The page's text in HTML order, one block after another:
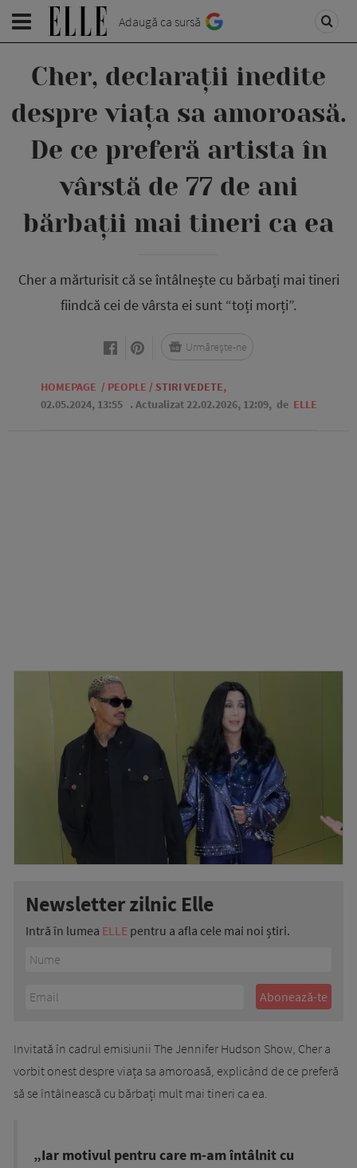
Adaugă ca sursă
Cher, declarații inedite
despre viața sa amoroasă.
De ce preferă artista în
vârstă de 77 de ani
bărbații mai tineri ca ea
Cher a mărturisit că se întâlnește cu bărbați mai tineri
fiindcă cei de vârsta ei sunt “toți morți”.
HOMEPAGE / PEOPLE / STIRI VEDETE,
02.05.2024, 13:55 . Actualizat 22.02.2026, 12:09, de ELLE
Urmărește-ne
Newsletter zilnic Elle
Intră în lumea ELLE pentru a afla cele mai noi știri.
Invitată în cadrul emisiunii The Jennifer Hudson Show, Cher a
vorbit onest despre viața sa amoroasă, explicând de ce preferă
să se întâlnească cu bărbați mult mai tineri ca ea.
„Iar motivul pentru care m-am întâlnit cu